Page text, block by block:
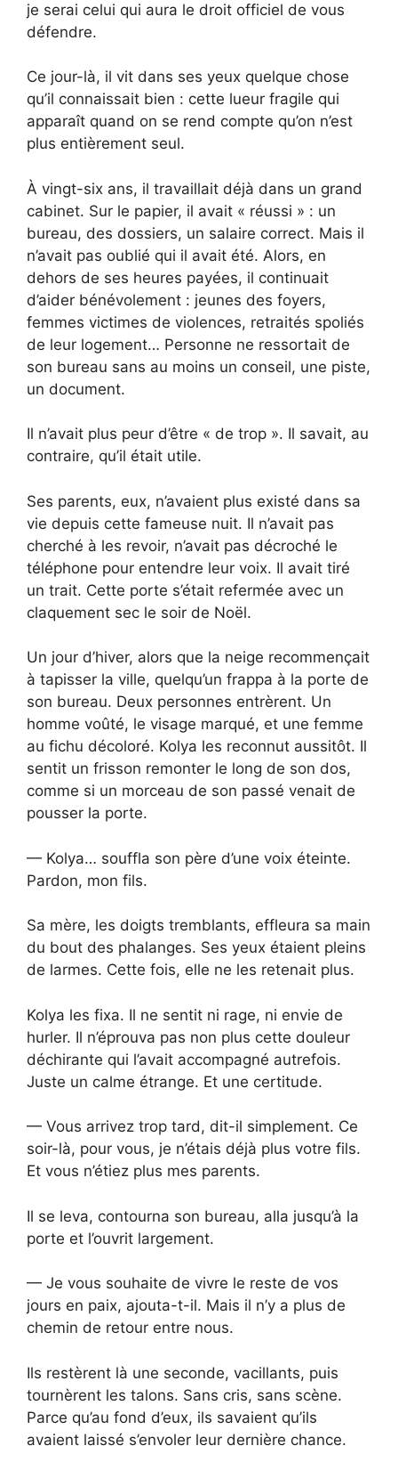
je serai celui qui aura le droit officiel de vous
défendre.
Ce jour-là, il vit dans ses yeux quelque chose
qu’il connaissait bien : cette lueur fragile qui
apparaît quand on se rend compte qu’on n’est
plus entièrement seul.
À vingt-six ans, il travaillait déjà dans un grand
cabinet. Sur le papier, il avait « réussi » : un
bureau, des dossiers, un salaire correct. Mais il
n’avait pas oublié qui il avait été. Alors, en
dehors de ses heures payées, il continuait
d’aider bénévolement : jeunes des foyers,
femmes victimes de violences, retraités spoliés
de leur logement… Personne ne ressortait de
son bureau sans au moins un conseil, une piste,
un document.
Il n’avait plus peur d’être « de trop ». Il savait, au
contraire, qu’il était utile.
Ses parents, eux, n’avaient plus existé dans sa
vie depuis cette fameuse nuit. Il n’avait pas
cherché à les revoir, n’avait pas décroché le
téléphone pour entendre leur voix. Il avait tiré
un trait. Cette porte s’était refermée avec un
claquement sec le soir de Noël.
Un jour d’hiver, alors que la neige recommençait
à tapisser la ville, quelqu’un frappa à la porte de
son bureau. Deux personnes entrèrent. Un
homme voûté, le visage marqué, et une femme
au fichu décoloré. Kolya les reconnut aussitôt. Il
sentit un frisson remonter le long de son dos,
comme si un morceau de son passé venait de
pousser la porte.
— Kolya… souffla son père d’une voix éteinte.
Pardon, mon fils.
Sa mère, les doigts tremblants, effleura sa main
du bout des phalanges. Ses yeux étaient pleins
de larmes. Cette fois, elle ne les retenait plus.
Kolya les fixa. Il ne sentit ni rage, ni envie de
hurler. Il n’éprouva pas non plus cette douleur
déchirante qui l’avait accompagné autrefois.
Juste un calme étrange. Et une certitude.
— Vous arrivez trop tard, dit-il simplement. Ce
soir-là, pour vous, je n’étais déjà plus votre fils.
Et vous n’étiez plus mes parents.
Il se leva, contourna son bureau, alla jusqu’à la
porte et l’ouvrit largement.
— Je vous souhaite de vivre le reste de vos
jours en paix, ajouta-t-il. Mais il n’y a plus de
chemin de retour entre nous.
Ils restèrent là une seconde, vacillants, puis
tournèrent les talons. Sans cris, sans scène.
Parce qu’au fond d’eux, ils savaient qu’ils
avaient laissé s’envoler leur dernière chance.